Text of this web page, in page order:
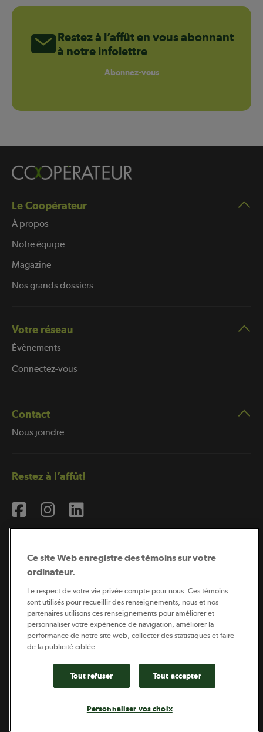
Restez à l’affût en vous abonnant
à notre infolettre
Abonnez-vous
Le Coopérateur
À propos
Notre équipe
Magazine
Nos grands dossiers
Votre réseau
Évènements
Connectez-vous
Contact
Nous joindre
Restez à l’affût!
Coopérateur est publié par Sollio Groupe Coopératif.
Il est l’outil d’information de la coopération agricole
québécoise.
Ce site Web enregistre des témoins sur votre
ordinateur.
Le respect de votre vie privée compte pour nous. Ces témoins
sont utilisés pour recueillir des renseignements, nous et nos
partenaires utilisons ces renseignements pour améliorer et
personnaliser votre expérience de navigation, améliorer la
performance de notre site web, collecter des statistiques et faire
de la publicité ciblée.
Tout refuser Tout accepter
Personnaliser vos choix